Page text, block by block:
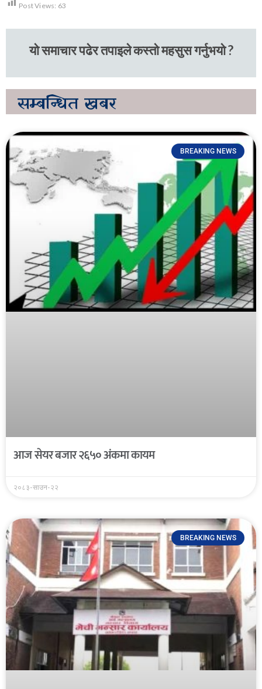
Post Views: 63
यो समाचार पढेर तपाइले कस्तो महसुस गर्नुभयो ?
सम्बन्धित खबर
BREAKING NEWS
आज सेयर बजार २६५० अंकमा कायम
२०८३-साउन-२२
BREAKING NEWS